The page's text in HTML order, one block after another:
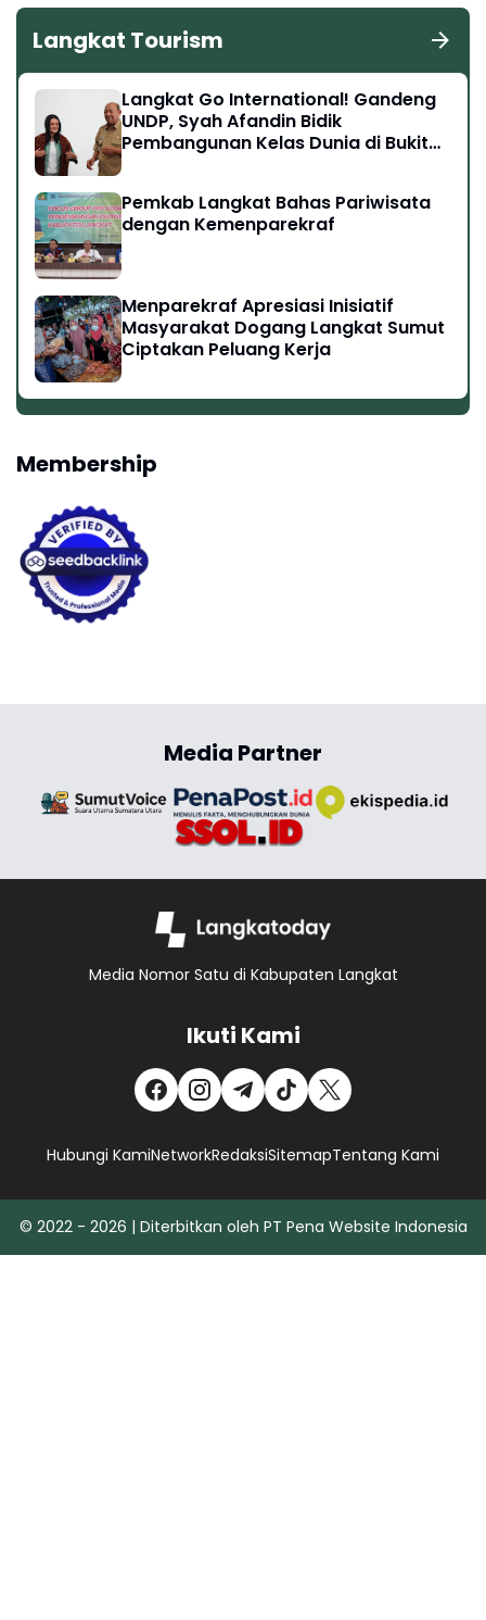
Langkat Tourism
Langkat Go International! Gandeng
UNDP, Syah Afandin Bidik
Pembangunan Kelas Dunia di Bukit
Pemkab Langkat Bahas Pariwisata
dengan Kemenparekraf
Menparekraf Apresiasi Inisiatif
Masyarakat Dogang Langkat Sumut
Ciptakan Peluang Kerja
Membership
Media Partner
Media Nomor Satu di Kabupaten Langkat
Ikuti Kami
Hubungi KamiNetworkRedaksiSitemapTentang Kami
© 2022 - 2026 | Diterbitkan oleh PT Pena Website Indonesia